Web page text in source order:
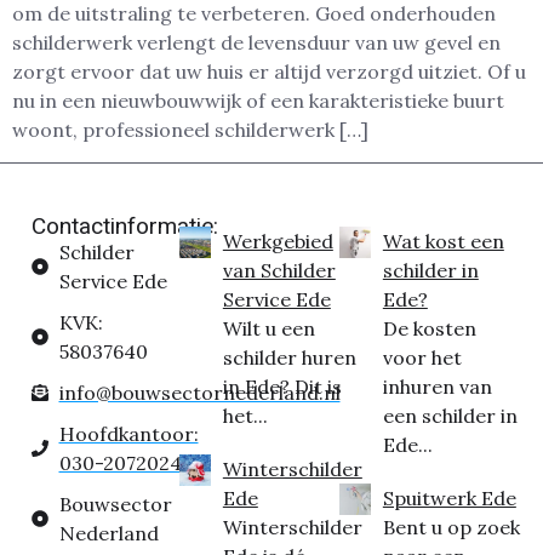
om de uitstraling te verbeteren. Goed onderhouden
schilderwerk verlengt de levensduur van uw gevel en
zorgt ervoor dat uw huis er altijd verzorgd uitziet. Of u
nu in een nieuwbouwwijk of een karakteristieke buurt
woont, professioneel schilderwerk […]
Contactinformatie:
Schilder
Service Ede
KVK:
58037640
info@bouwsectornederland.nl
Hoofdkantoor:
030-2072024
Bouwsector
Nederland
Werkgebied
van Schilder
Service Ede
Wilt u een
schilder huren
in Ede? Dit is
het...
Winterschilder
Ede
Winterschilder
Wat kost een
schilder in
Ede?
De kosten
voor het
inhuren van
een schilder in
Ede...
Spuitwerk Ede
Bent u op zoek